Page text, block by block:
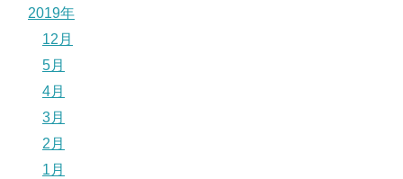
2019年
12月
5月
4月
3月
2月
1月